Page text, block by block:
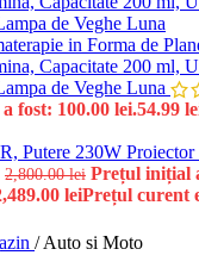
in Forma de
Capacitate 200 ml,
de Veghe Luna
fost: 100.00 lei.54.99
2,800.00lei Prețul inițial
leiPrețul curent
/ Auto si Moto